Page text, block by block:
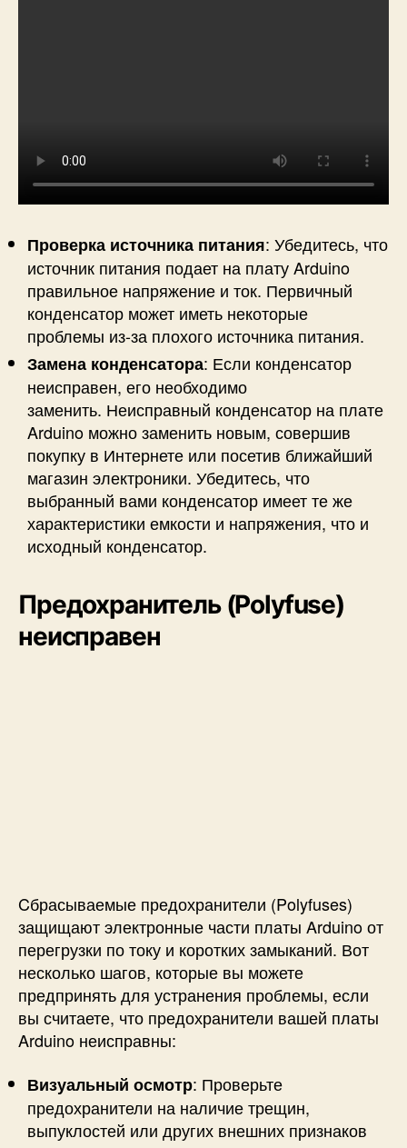
Проверка источника питания: Убедитесь, что
источник питания подает на плату Arduino
правильное напряжение и ток. Первичный
конденсатор может иметь некоторые
проблемы из-за плохого источника питания.
Замена конденсатора: Если конденсатор
неисправен, его необходимо
заменить. Неисправный конденсатор на плате
Arduino можно заменить новым, совершив
покупку в Интернете или посетив ближайший
магазин электроники. Убедитесь, что
выбранный вами конденсатор имеет те же
характеристики емкости и напряжения, что и
исходный конденсатор.
Предохранитель (Polyfuse)
неисправен
Cбрасываемые предохранители (Polyfuses)
защищают электронные части платы Arduino от
перегрузки по току и коротких замыканий. Вот
несколько шагов, которые вы можете
предпринять для устранения проблемы, если
вы считаете, что предохранители вашей платы
Arduino неисправны:
Визуальный осмотр: Проверьте
предохранители на наличие трещин,
выпуклостей или других внешних признаков